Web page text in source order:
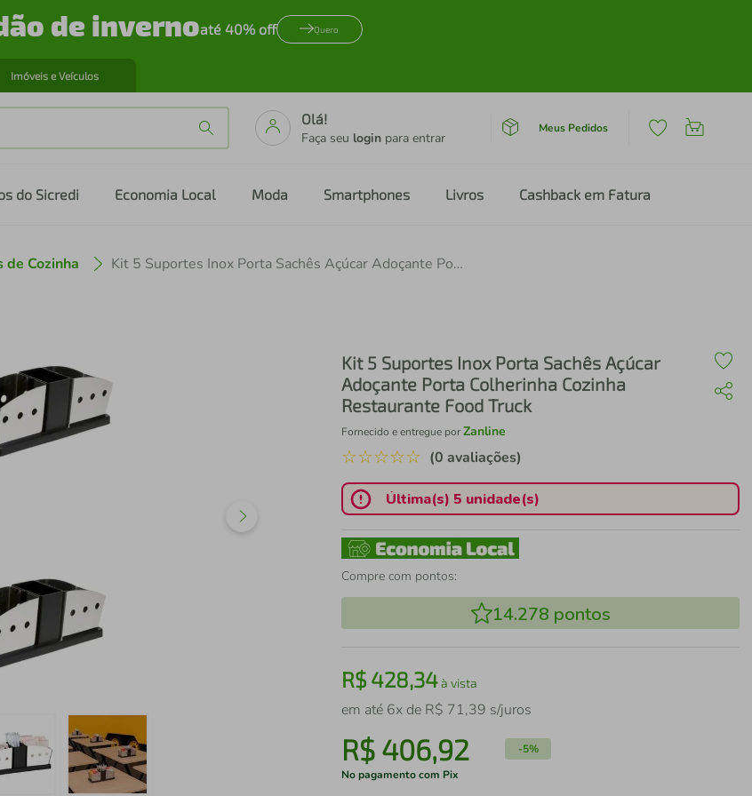
de invernoaté 40% off Quero
Imóveis e Veículos
Olá!
Faça seu login para entrar
Meus Pedidos
do Sicredi Economia Local Moda Smartphones Livros Cashback em Fatura
de Cozinha Kit 5 Suportes Inox Porta Sachês Açúcar Adoçante Porta Colherinha Cozinha Restaurante Food Truck
Kit 5 Suportes Inox Porta Sachês Açúcar
Adoçante Porta Colherinha Cozinha
Restaurante Food Truck
Fornecido e entregue porZanline
☆☆☆☆☆ (0 avaliações)
Última(s) 5 unidade(s)
Compre com pontos:
14.278 pontos
R$428,34à vista
em até 6x de R$ 71,39 s/juros
R$ 406,92 -5%
No pagamento com Pix